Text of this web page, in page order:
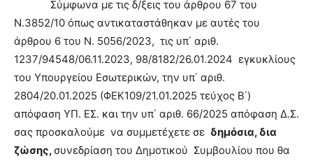
Σύμφωνα με τις δ/ξεις του άρθρου 67 του
Ν.3852/10 όπως αντικαταστάθηκαν με αυτές του
άρθρου 6 του Ν. 5056/2023, τις υπ΄ αριθ.
1237/94548/06.11.2023, 98/8182/26.01.2024 εγκυκλίους
του Υπουργείου Εσωτερικών, την υπ΄ αριθ.
2804/20.01.2025 (ΦΕΚ109/21.01.2025 τεύχος Β΄)
απόφαση ΥΠ. ΕΣ. και την υπ΄ αριθ. 66/2025 απόφαση Δ.Σ.
σας προσκαλούμε να συμμετέχετε σε δημόσια, δια
ζώσης, συνεδρίαση του Δημοτικού Συμβουλίου που θα